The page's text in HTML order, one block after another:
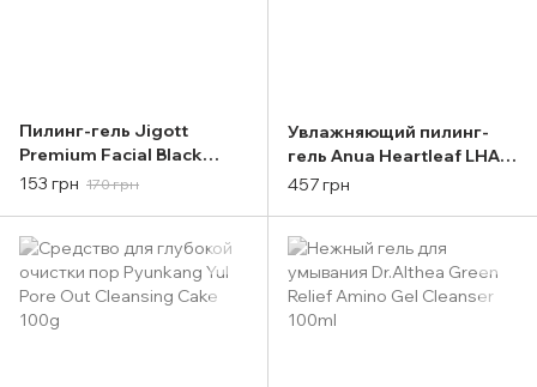
Пилинг-гель Jigott
Premium Facial Black
Snail Peeling Gel 180ml
153 грн 170 грн
Увлажняющий пилинг-
гель Anua Heartleaf LHA
Moisture Peeling Gel
457 грн